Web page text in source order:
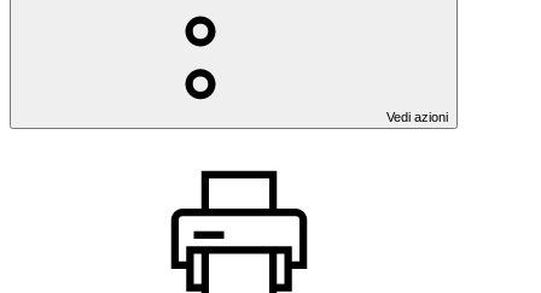
Vedi azioni